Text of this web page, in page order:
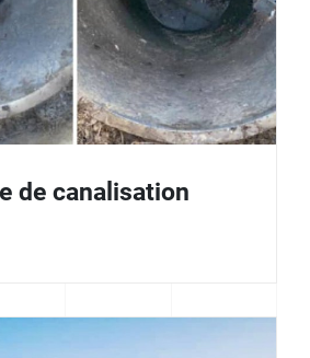
de canalisation